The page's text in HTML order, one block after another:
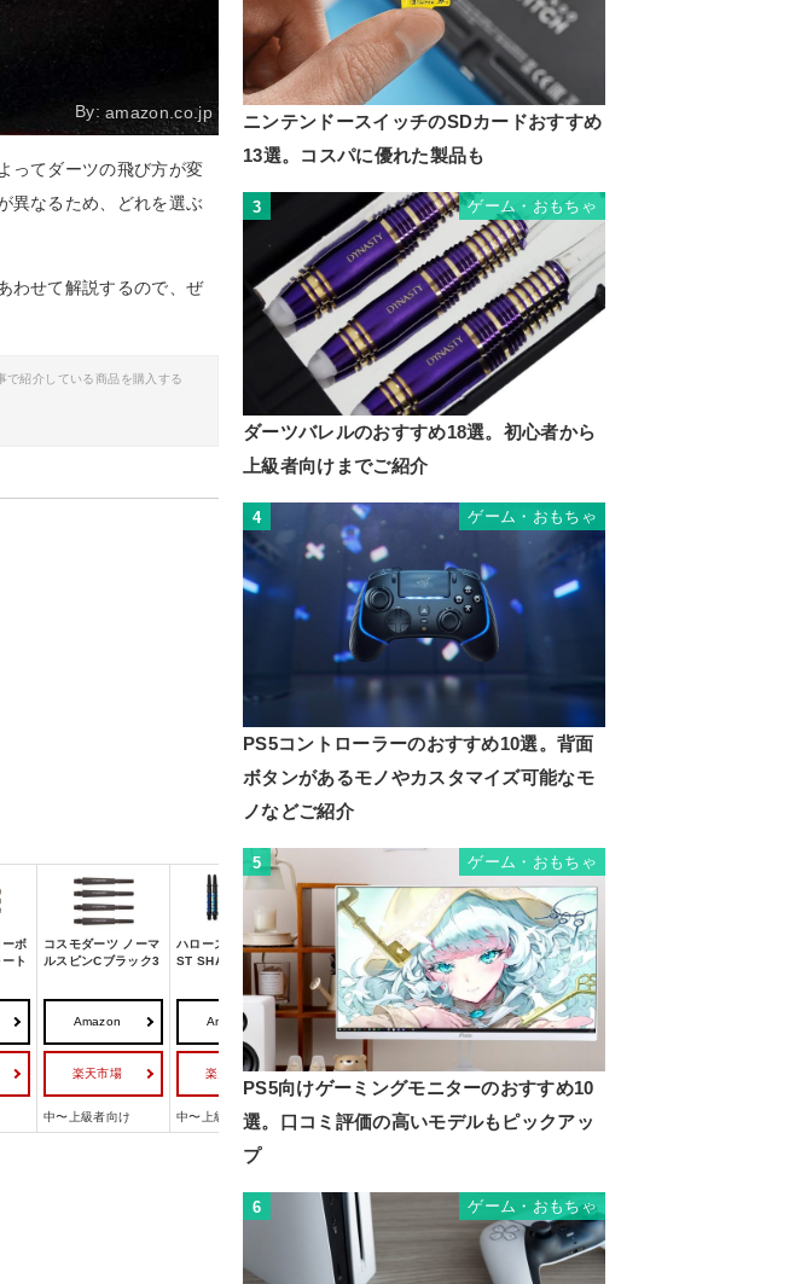
By:amazon.co.jp
ってダーツの飛び方が変
異なるため、どれを選ぶ
わせて解説するので、ぜ
紹介している商品を購入する
ボ
ト
コスモダーツ ノーマ
ルスピンCブラック3
ハローズ CARBON
ST SHAFT
Amazon
楽天市場
Amazon
楽天市場
中〜上級者向け 中〜上級者向け
ニンテンドースイッチのSDカードおすすめ
13選。コスパに優れた製品も
3 ゲーム・おもちゃ
ダーツバレルのおすすめ18選。初心者から
上級者向けまでご紹介
4 ゲーム・おもちゃ
PS5コントローラーのおすすめ10選。背面
ボタンがあるモノやカスタマイズ可能なモ
ノなどご紹介
5 ゲーム・おもちゃ
PS5向けゲーミングモニターのおすすめ10
選。口コミ評価の高いモデルもピックアッ
プ
6 ゲーム・おもちゃ